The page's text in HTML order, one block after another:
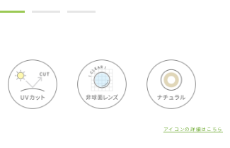
アイコンの詳細はこちら